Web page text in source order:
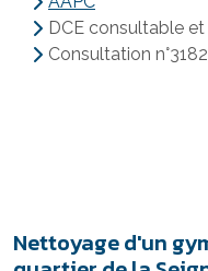
DCE consultable
Consultation
Nettoyage d'un